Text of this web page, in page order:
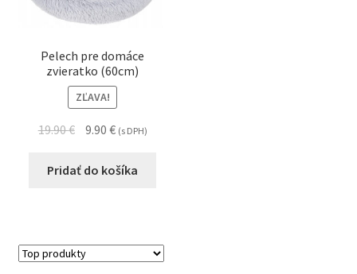
Pelech pre domáce
zvieratko (60cm)
ZĽAVA!
19.90€ 9.90 € (s DPH)
Pridať do košíka